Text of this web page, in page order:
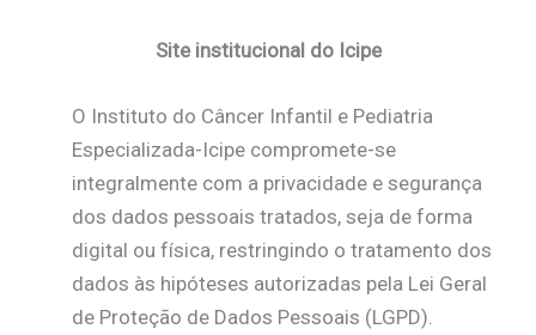
Site institucional do Icipe
O Instituto do Câncer Infantil e Pediatria
Especializada-Icipe compromete-se
integralmente com a privacidade e segurança
dos dados pessoais tratados, seja de forma
digital ou física, restringindo o tratamento dos
dados às hipóteses autorizadas pela Lei Geral
de Proteção de Dados Pessoais (LGPD).